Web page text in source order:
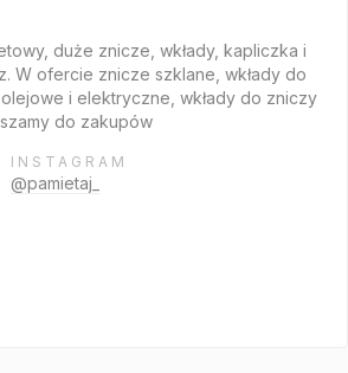
duże znicze, wkłady, kapliczka i
W ofercie znicze szklane, wkłady do
i elektryczne, wkłady do zniczy
do zakupów
INSTAGRAM
@pamietaj_